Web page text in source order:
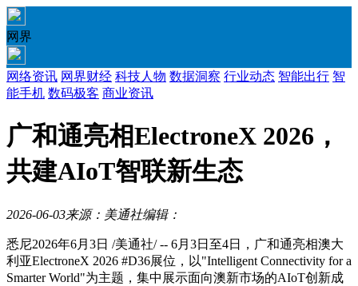
网界
网络资讯 网界财经 科技人物 数据洞察 行业动态 智能出行 智
能手机 数码极客 商业资讯
广和通亮相ElectroneX 2026，
共建AIoT智联新生态
2026-06-03来源：美通社编辑：
悉尼2026年6月3日 /美通社/ -- 6月3日至4日，广和通亮相澳大
利亚ElectroneX 2026 #D36展位，以"Intelligent Connectivity for a
Smarter World"为主题，集中展示面向澳新市场的AIoT创新成